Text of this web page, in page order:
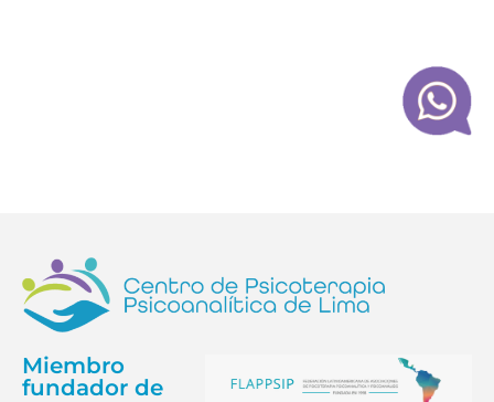
Miembro
fundador de